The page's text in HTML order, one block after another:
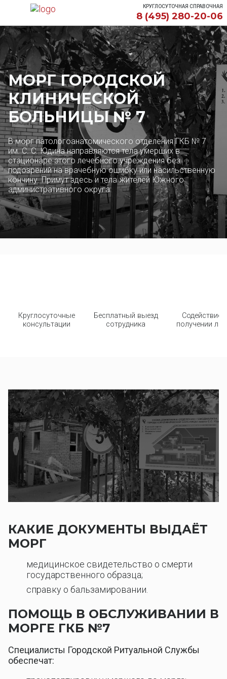
КРУГЛОСУТОЧНАЯ СПРАВОЧНАЯ
8 (495) 280-20-06
МОРГ ГОРОДСКОЙ
КЛИНИЧЕСКОЙ
БОЛЬНИЦЫ № 7
В морг патологоанатомического отделения ГКБ № 7
им. С. С. Юдина направляются тела умерших в
стационаре этого лечебного учреждения без
подозрений на врачебную ошибку или насильственную
кончину. Примут здесь и тела жителей Южного
административного округа.
Круглосуточные
консультации
Бесплатный выезд
сотрудника
Содействие в
получении
КАКИЕ ДОКУМЕНТЫ ВЫДАЁТ
МОРГ
медицинское свидетельство о смерти
государственного образца;
справку о бальзамировании.
ПОМОЩЬ В ОБСЛУЖИВАНИИ В
МОРГЕ ГКБ №7
Специалисты Городской Ритуальной Службы
обеспечат: